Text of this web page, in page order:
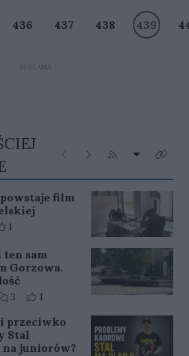
436 437 438 439
REKLAMA
Poprzednie
NastępneKliknij aby przejść
Rozwiń
Kliknij
film
pozytywnych reakcji
1
sam
Gorzowa.
komentarzy artykułu:
3 Liczba pozytywnych reakcji
1
przeciwko
Stal
juniorów?